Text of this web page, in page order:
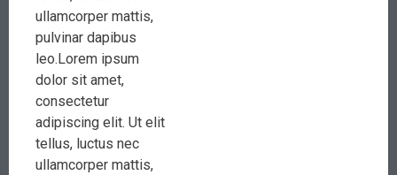
ullamcorper mattis,
pulvinar dapibus
leo.Lorem ipsum
dolor sit amet,
consectetur
adipiscing elit. Ut elit
tellus, luctus nec
ullamcorper mattis,